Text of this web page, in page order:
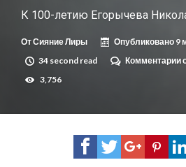
К 100-летию Егорычева
ОтСияние Лиры Опубликовано 9
34 second read
Комментариик
3,756